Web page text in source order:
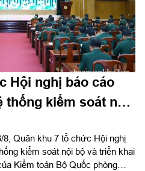
Hội nghị báo cáo
thống kiểm soát nội
8, Quân khu 7 tổ chức Hội nghị
kiểm soát nội bộ và triển khai
Kiểm toán Bộ Quốc phòng